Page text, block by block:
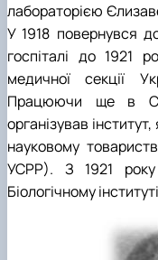
лабораторією
У 1918 повернувся
госпіталі до 1921
медичної секції
Працюючи ще в
організував
науковому
УСРР). З 1921
Біологічному